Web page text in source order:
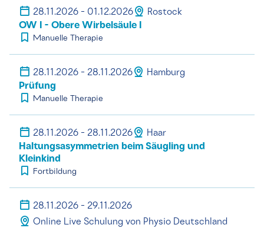
28.11.2026 - 01.12.2026 Rostock
OW I - Obere Wirbelsäule I
Manuelle Therapie
28.11.2026 - 28.11.2026 Hamburg
Prüfung
Manuelle Therapie
28.11.2026 - 28.11.2026 Haar
Haltungsasymmetrien beim Säugling und
Kleinkind
Fortbildung
28.11.2026 - 29.11.2026
Online Live Schulung von Physio Deutschland